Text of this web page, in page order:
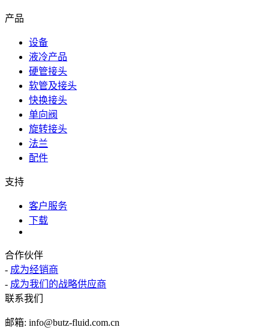
产品
设备
液冷产品
硬管接头
软管及接头
快换接头
单向阀
旋转接头
法兰
配件
支持
客户服务
下载
合作伙伴
- 成为经销商
- 成为我们的战略供应商
联系我们
邮箱: info@butz-fluid.com.cn